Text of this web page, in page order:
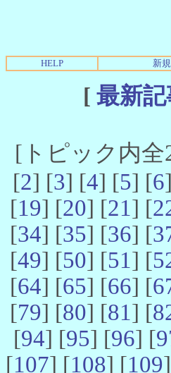
HELP 新
[ 最新
[トピック内全
[2] [3] [4] [5] [6
[19] [20] [21] [
[34] [35] [36] [
[49] [50] [51] [
[64] [65] [66] [
[79] [80] [81] [
[94] [95] [96] [
[107] [108] [109